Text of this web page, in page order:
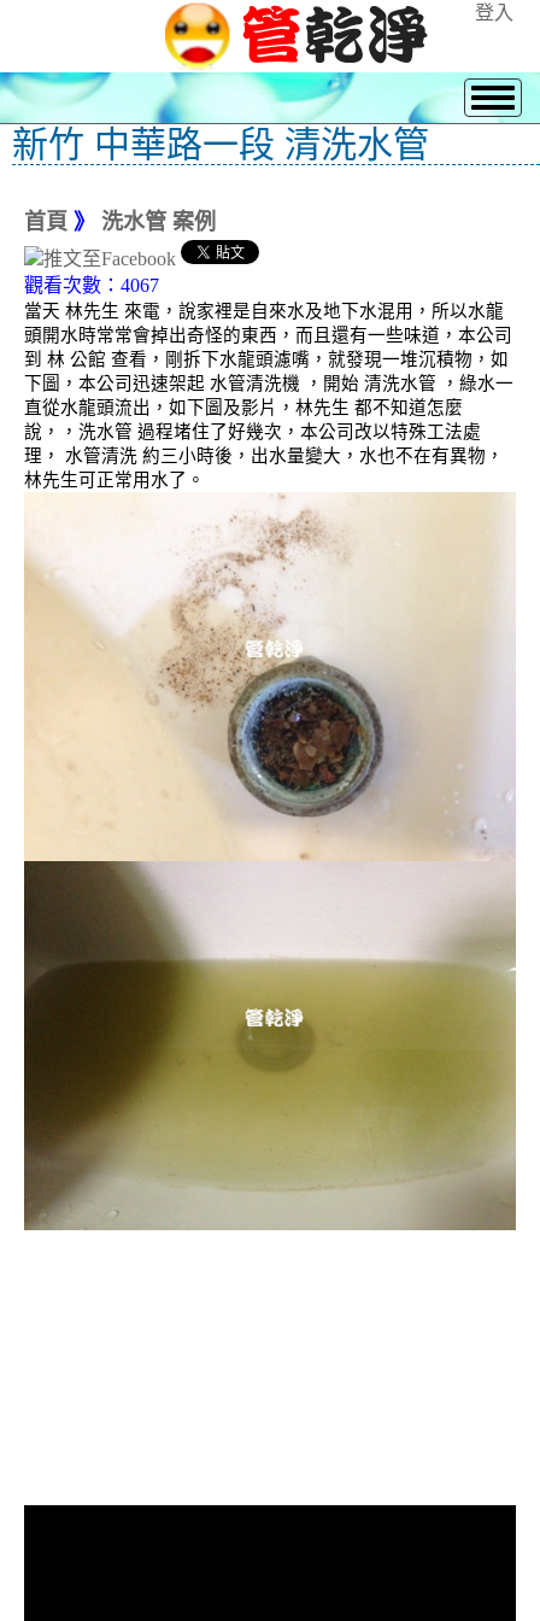
登入
新竹 中華路一段 清洗水管
首頁 》 洗水管 案例
觀看次數：4067
當天 林先生 來電，說家裡是自來水及地下水混用，所以水龍
頭開水時常常會掉出奇怪的東西，而且還有一些味道，本公司
到 林 公館 查看，剛拆下水龍頭濾嘴，就發現一堆沉積物，如
下圖，本公司迅速架起 水管清洗機 ，開始 清洗水管 ，綠水一
直從水龍頭流出，如下圖及影片，林先生 都不知道怎麼
說，，洗水管 過程堵住了好幾次，本公司改以特殊工法處
理， 水管清洗 約三小時後，出水量變大，水也不在有異物，
林先生可正常用水了。